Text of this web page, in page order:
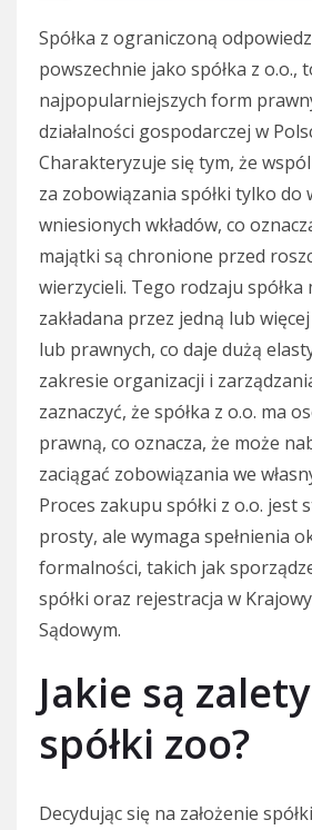
Spółka z ograniczoną
powszechnie jako spółka z o.o.,
najpopularniejszych form
działalności gospodarczej w
Charakteryzuje się tym, że
za zobowiązania spółki tylko do
wniesionych wkładów, co
majątki są chronione przed
wierzycieli. Tego rodzaju spółka
zakładana przez jedną lub
lub prawnych, co daje dużą
zakresie organizacji i
zaznaczyć, że spółka z o.o. ma
prawną, co oznacza, że może
zaciągać zobowiązania we
Proces zakupu spółki z o.o. jest
prosty, ale wymaga spełnienia
formalności, takich jak
spółki oraz rejestracja w
Sądowym.
Jakie są
spółki zoo?
Decydując się na założenie